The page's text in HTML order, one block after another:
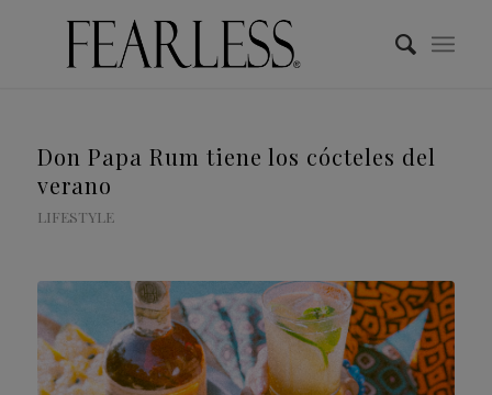
Don Papa Rum tiene los cócteles del
verano
LIFESTYLE